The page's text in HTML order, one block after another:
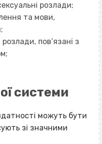
розлади;
та мови,
пов’язані з
системи
можуть бути
зі значними